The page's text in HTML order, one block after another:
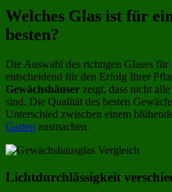
Welches Glas ist für
besten?
Die Auswahl des richtigen Glases für
entscheidend für den Erfolg Ihrer
Gewächshäuser zeigt, dass nicht
sind. Die Qualität des besten
Unterschied zwischen einem
Garten ausmachen.
Lichtdurchlässigkeit